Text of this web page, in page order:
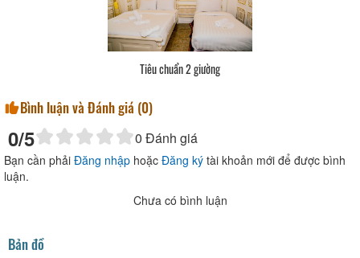
Tiêu chuẩn 2 giường
Bình luận và Đánh giá (0)
0/5 0 Đánh giá
Bạn cần phải Đăng nhập hoặc Đăng ký tài khoản mới để được bình
luận.
Chưa có bình luận
Bản đồ